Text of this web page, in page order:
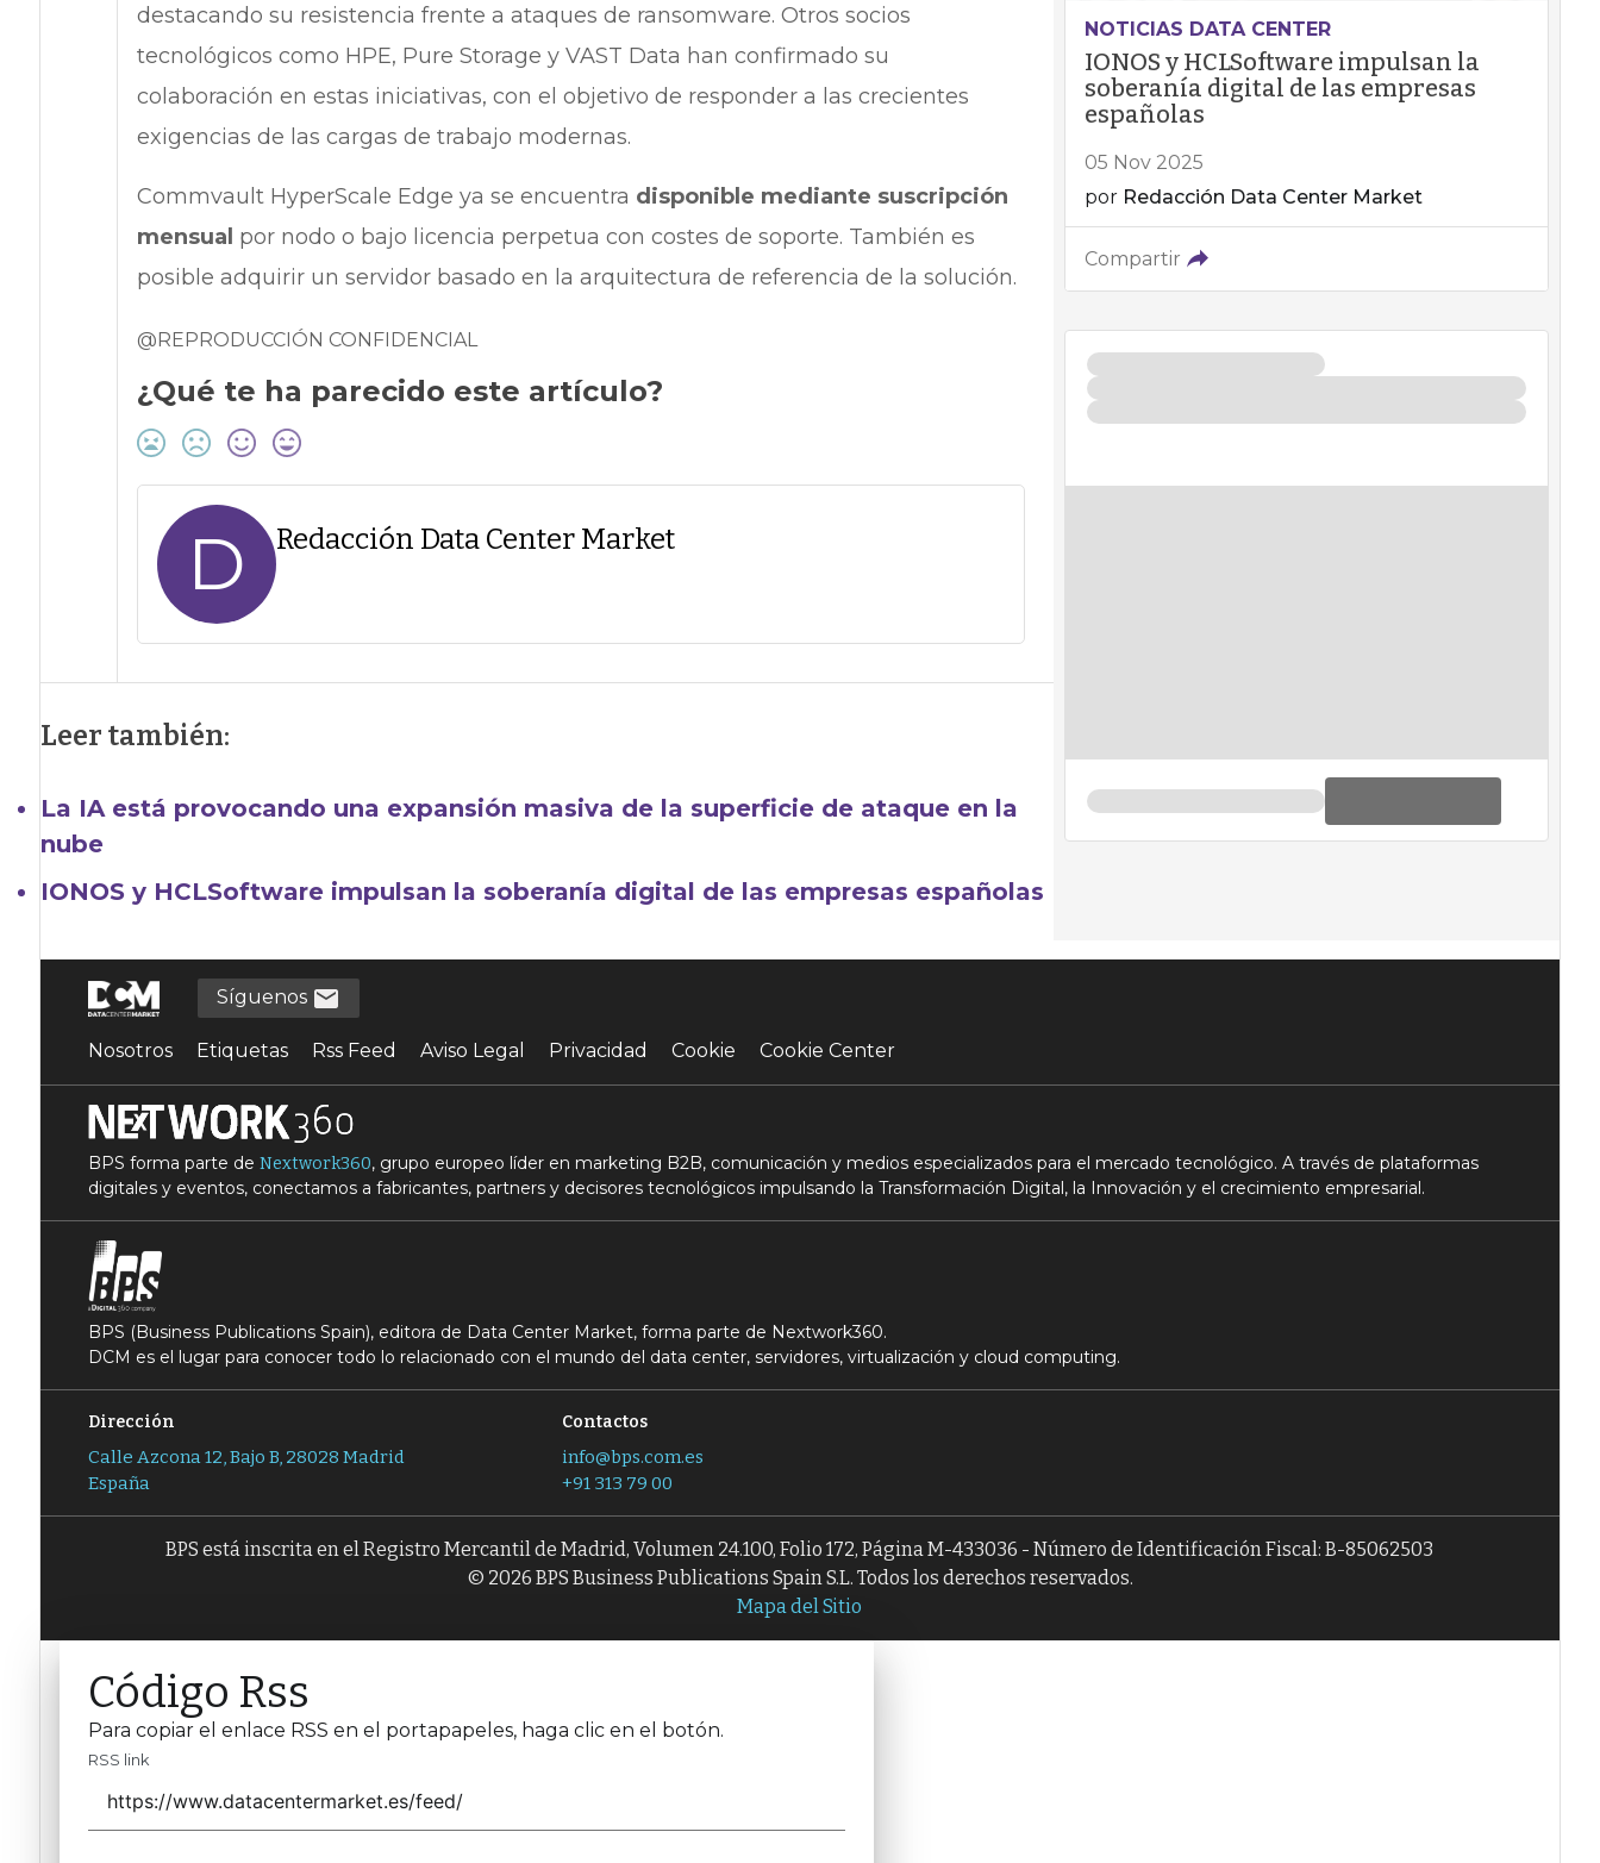
destacando su resistencia frente a ataques de ransomware. Otros socios
tecnológicos como HPE, Pure Storage y VAST Data han confirmado su
colaboración en estas iniciativas, con el objetivo de responder a las crecientes
exigencias de las cargas de trabajo modernas.
Commvault HyperScale Edge ya se encuentra disponible mediante suscripción
mensual por nodo o bajo licencia perpetua con costes de soporte. También es
posible adquirir un servidor basado en la arquitectura de referencia de la solución.
@REPRODUCCIÓN CONFIDENCIAL
¿Qué te ha parecido este artículo?
D Redacción Data Center Market
Leer también:
La IA está provocando una expansión masiva de la superficie de ataque en la
nube
IONOS y HCLSoftware impulsan la soberanía digital de las empresas españolas
NOTICIAS DATA CENTER
IONOS y HCLSoftware impulsan la
soberanía digital de las empresas
españolas
05 Nov 2025
por Redacción Data Center Market
Compartir
Síguenos
Nosotros Etiquetas Rss Feed Aviso Legal Privacidad Cookie Cookie Center
BPS forma parte de Nextwork360, grupo europeo líder en marketing B2B, comunicación y medios especializados para el mercado tecnológico. A través de plataformas
digitales y eventos, conectamos a fabricantes, partners y decisores tecnológicos impulsando la Transformación Digital, la Innovación y el crecimiento empresarial.
BPS (Business Publications Spain), editora de Data Center Market, forma parte de Nextwork360.
DCM es el lugar para conocer todo lo relacionado con el mundo del data center, servidores, virtualización y cloud computing.
Dirección
Calle Azcona 12, Bajo B, 28028 Madrid
España
Contactos
info@bps.com.es
+91 313 79 00
BPS está inscrita en el Registro Mercantil de Madrid, Volumen 24.100, Folio 172, Página M-433036 - Número de Identificación Fiscal: B-85062503
© 2026 BPS Business Publications Spain S.L. Todos los derechos reservados.
Mapa del Sitio
Código Rss
Para copiar el enlace RSS en el portapapeles, haga clic en el botón.
RSS link